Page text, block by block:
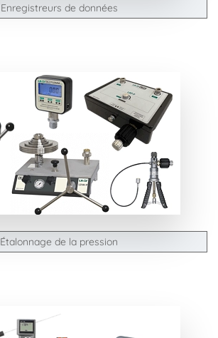
Enregistreurs de données
Étalonnage de la pression